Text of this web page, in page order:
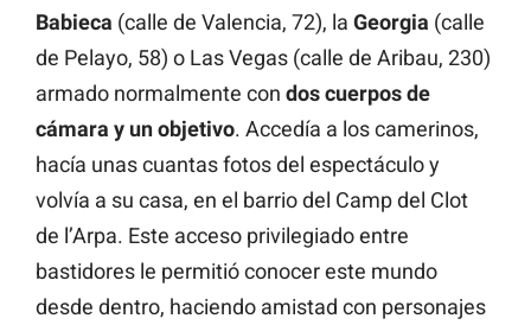
Babieca (calle de Valencia, 72), la Georgia (calle
de Pelayo, 58) o Las Vegas (calle de Aribau, 230)
armado normalmente con dos cuerpos de
cámara y un objetivo. Accedía a los camerinos,
hacía unas cuantas fotos del espectáculo y
volvía a su casa, en el barrio del Camp del Clot
de l’Arpa. Este acceso privilegiado entre
bastidores le permitió conocer este mundo
desde dentro, haciendo amistad con personajes